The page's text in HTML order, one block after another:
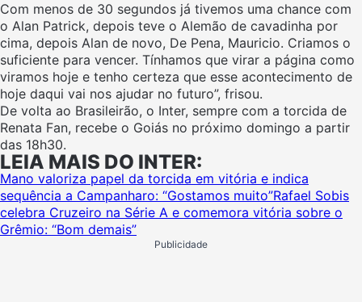
Com menos de 30 segundos já tivemos uma chance com
o Alan Patrick, depois teve o Alemão de cavadinha por
cima, depois Alan de novo, De Pena, Mauricio. Criamos o
suficiente para vencer. Tínhamos que virar a página como
viramos hoje e tenho certeza que esse acontecimento de
hoje daqui vai nos ajudar no futuro”, frisou.
De volta ao Brasileirão, o Inter, sempre com a torcida de
Renata Fan, recebe o Goiás no próximo domingo a partir
das 18h30.
LEIA MAIS DO INTER:
Mano valoriza papel da torcida em vitória e indica
sequência a Campanharo: “Gostamos muito”Rafael Sobis
celebra Cruzeiro na Série A e comemora vitória sobre o
Grêmio: “Bom demais”
Publicidade